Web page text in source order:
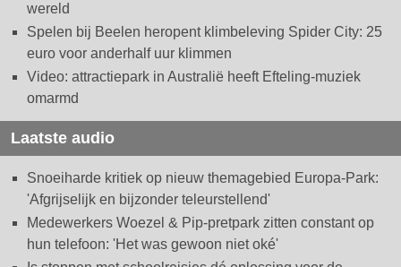
wereld
Spelen bij Beelen heropent klimbeleving Spider City: 25
euro voor anderhalf uur klimmen
Video: attractiepark in Australië heeft Efteling-muziek
omarmd
Laatste audio
Snoeiharde kritiek op nieuw themagebied Europa-Park:
'Afgrijselijk en bijzonder teleurstellend'
Medewerkers Woezel & Pip-pretpark zitten constant op
hun telefoon: 'Het was gewoon niet oké'